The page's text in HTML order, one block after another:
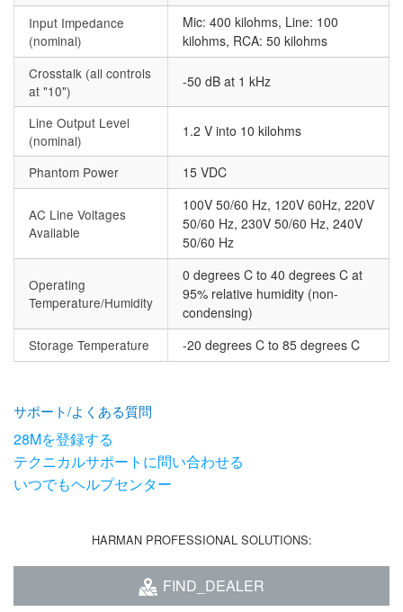
Input Impedance
(nominal)
Mic: 400 kilohms, Line: 100
kilohms, RCA: 50 kilohms
Crosstalk (all controls
at "10")
-50 dB at 1 kHz
Line Output Level
(nominal)
1.2 V into 10 kilohms
Phantom Power 15 VDC
AC Line Voltages
Available
100V 50/60 Hz, 120V 60Hz, 220V
50/60 Hz, 230V 50/60 Hz, 240V
50/60 Hz
Operating
Temperature/Humidity
0 degrees C to 40 degrees C at
95% relative humidity (non-
condensing)
Storage Temperature
-20 degrees C to 85 degrees C
サポート/よくある質問
28Mを登録する
テクニカルサポートに問い合わせる
いつでもヘルプセンター
HARMAN PROFESSIONAL SOLUTIONS:
FIND_DEALER